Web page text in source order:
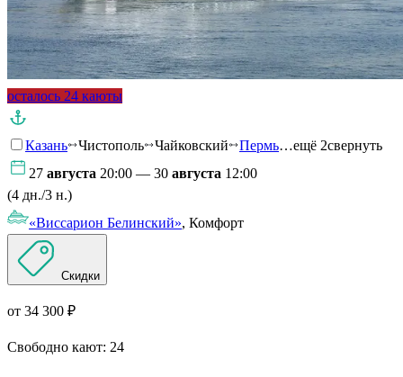
осталось 24 каюты
Казань Чистополь Чайковский Пермь…ещё 2свернуть
27 августа 20:00 — 30 августа 12:00
(4 дн./3 н.)
«Виссарион Белинский», Комфорт
Скидки
от 34 300 ₽
Свободно кают: 24